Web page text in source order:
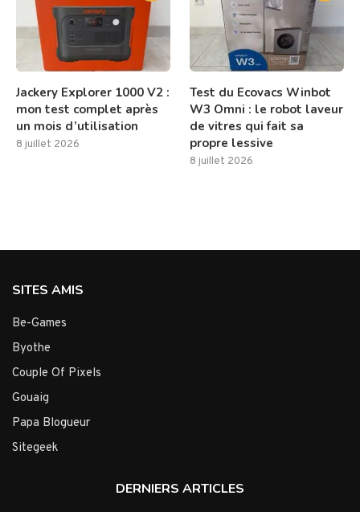
Jackery Explorer 1000 V2 :
mon test complet après
un mois d’utilisation
8 juillet 2026
Test du Ecovacs Winbot
W3 Omni : le robot laveur
de vitres qui fait sa
propre lessive
8 juillet 2026
SITES AMIS
Be-Games
Byothe
Couple Of Pixels
Gouaig
Papa Blogueur
Sitegeek
DERNIERS ARTICLES